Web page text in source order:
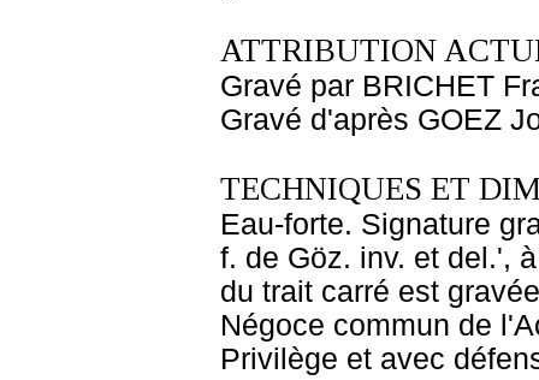
ATTRIBUTION
Gravé par BRICHET
Gravé d'après GOEZ
TECHNIQUES ET
Eau-forte. Signature
f. de Göz. inv. et del.',
du trait carré est
Négoce commun de
Privilège et avec